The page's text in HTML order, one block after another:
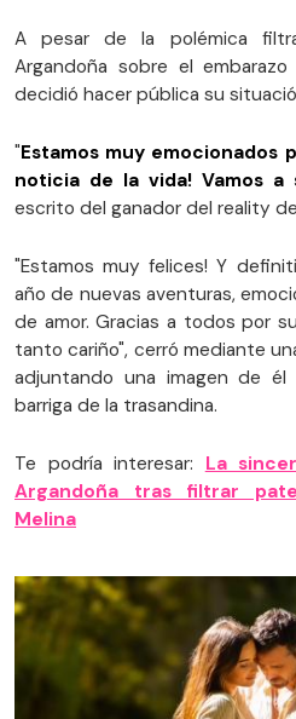
A pesar de la polémica
Argandoña sobre el
decidió hacer pública su
"Estamos muy emocionados
noticia de la vida! Vamos a
escrito del ganador del reality de
"Estamos muy felices! Y
año de nuevas aventuras,
de amor. Gracias a todos por
tanto cariño", cerró mediante
adjuntando una imagen de
barriga de la trasandina.
Te podría interesar: La
Argandoña tras filtrar
Melina